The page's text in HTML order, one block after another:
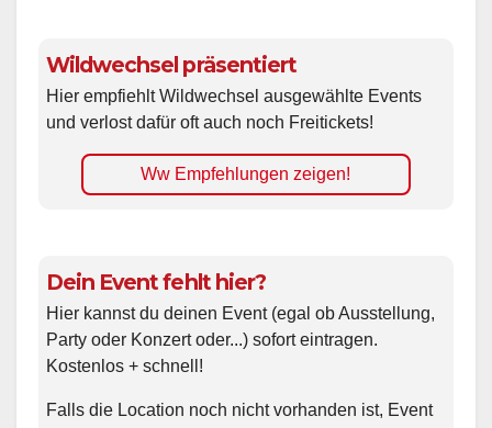
Wildwechsel präsentiert
Hier empfiehlt Wildwechsel ausgewählte Events
und verlost dafür oft auch noch Freitickets!
Ww Empfehlungen zeigen!
Dein Event fehlt hier?
Hier kannst du deinen Event (egal ob Ausstellung,
Party oder Konzert oder...) sofort eintragen.
Kostenlos + schnell!
Falls die Location noch nicht vorhanden ist, Event